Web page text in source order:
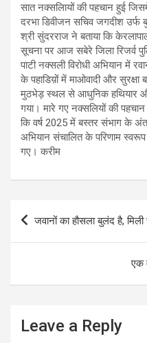
सात नक्सलिायों की पहचान हुई
दरभा डिवीजन सचिव जगदीश उर्फ
श्री सुंदरराज ने बताया कि
सूचना पर आज सबेरे जिला रिजर्व
पाटी नक्सली विरोधी अभियान में
के पहाडिय़ों में माओवादी और सुरक्षा
मुठभेड़ स्थल से आधुनिक हथियार
गया। मारे गए नक्सलियों की
कि वर्ष 2025 में बस्तर संभाग के
अभियान संचालित के परिणाम स्वरूप
गए। करीम
Post
जवानों का हौसला बुलंद है,
एक
Leave a Reply